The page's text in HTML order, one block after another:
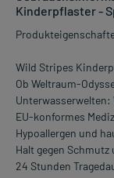
Kinderpflaster -
Wild Stripes
Ob Weltraum-
EU-konformes
Hypoallergen und
Halt gegen
24 Stunden